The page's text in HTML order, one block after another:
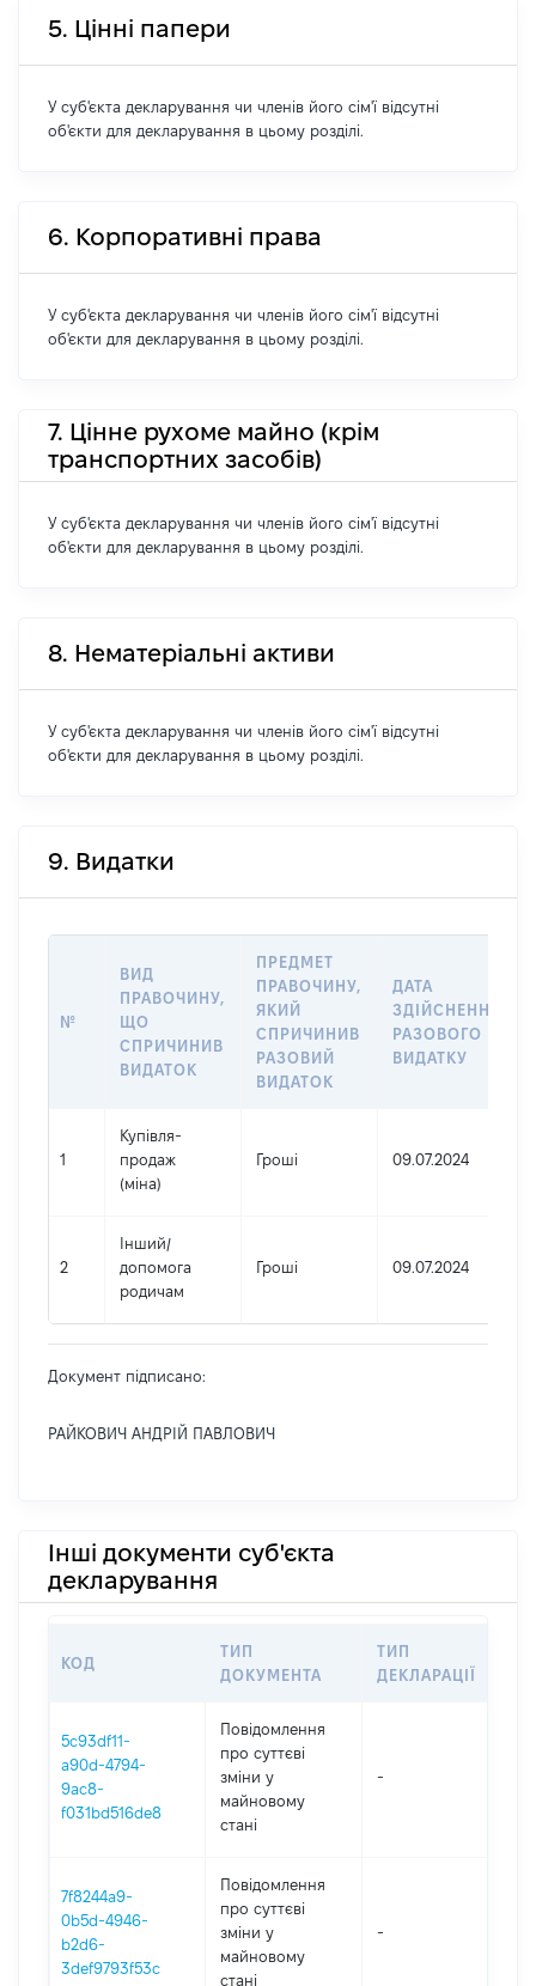
5. Цінні папери
У суб'єкта декларування чи членів його сім'ї відсутні
об'єкти для декларування в цьому розділі.
6. Корпоративні права
У суб'єкта декларування чи членів його сім'ї відсутні
об'єкти для декларування в цьому розділі.
7. Цінне рухоме майно (крім
транспортних засобів)
У суб'єкта декларування чи членів його сім'ї відсутні
об'єкти для декларування в цьому розділі.
8. Нематеріальні активи
У суб'єкта декларування чи членів його сім'ї відсутні
об'єкти для декларування в цьому розділі.
9. Видатки
№
ВИД
ПРАВОЧИНУ,
ЩО
СПРИЧИНИВ
ВИДАТОК
ПРЕДМЕТ
ПРАВОЧИНУ,
ЯКИЙ
СПРИЧИНИВ
РАЗОВИЙ
ВИДАТОК
ДАТА
ЗДІЙСНЕННЯ
РАЗОВОГО
ВИДАТКУ
1
Купівля-
продаж
(міна)
Гроші 09.07.2024
2
Інший/
допомога
родичам
Гроші 09.07.2024
Документ підписано:
РАЙКОВИЧ АНДРІЙ ПАВЛОВИЧ
Інші документи суб'єкта
декларування
КОД
ТИП
ДОКУМЕНТА
ТИП
ДЕКЛАРАЦІЇ
5c93df11-
a90d-4794-
9ac8-
f031bd516de8
Повідомлення
про суттєві
зміни y
майновому
стані
-
7f8244a9-
0b5d-4946-
b2d6-
3def9793f53c
Повідомлення
про суттєві
зміни y
майновому
стані
-